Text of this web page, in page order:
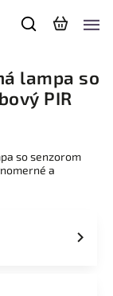
lampa so
PIR
so senzorom
a